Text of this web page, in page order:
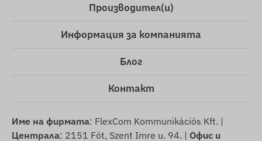
Производител(и)
Информация за компанията
Блог
Контакт
Име на фирмата: FlexCom Kommunikációs Kft. |
Централа: 2151 Fót, Szent Imre u. 94. | Офис и